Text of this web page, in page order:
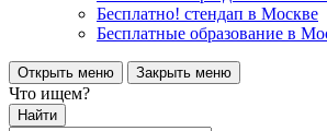
Бесплатно! стендап в Москве
Бесплатные образование в
Открыть меню Закрыть меню
Что ищем?
Найти